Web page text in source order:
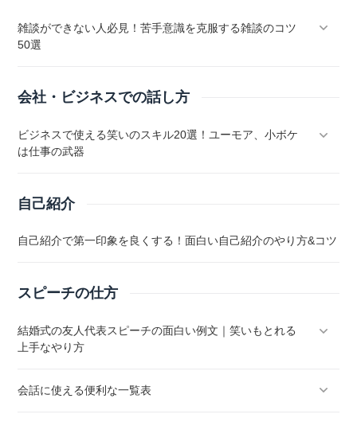
雑談ができない人必見！苦手意識を克服する雑談のコツ
50選
会社・ビジネスでの話し方
ビジネスで使える笑いのスキル20選！ユーモア、小ボケ
は仕事の武器
自己紹介
自己紹介で第一印象を良くする！面白い自己紹介のやり方&コツ
スピーチの仕方
結婚式の友人代表スピーチの面白い例文｜笑いもとれる
上手なやり方
会話に使える便利な一覧表